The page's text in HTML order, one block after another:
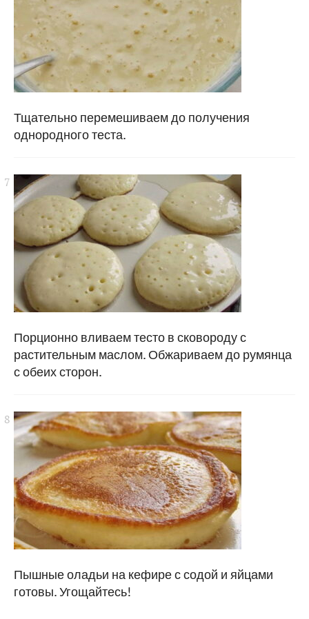
Тщательно перемешиваем до получения
однородного теста.
Порционно вливаем тесто в сковороду с
растительным маслом. Обжариваем до румянца
с обеих сторон.
Пышные оладьи на кефире с содой и яйцами
готовы. Угощайтесь!